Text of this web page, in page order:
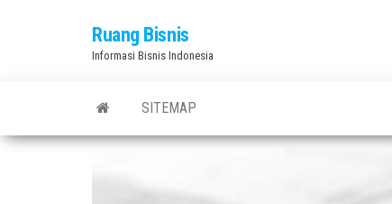
Ruang Bisnis
Informasi Bisnis Indonesia
SITEMAP